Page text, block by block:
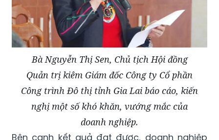
Bà Nguyễn Thị Sen, Chủ tịch Hội đồng
Quản trị kiêm Giám đốc Công ty Cổ phần
Công trình Đô thị tỉnh Gia Lai báo cáo, kiến
nghị một số khó khăn, vướng mắc của
doanh nghiệp.
Bên cạnh kết quả đạt được, doanh nghiệp